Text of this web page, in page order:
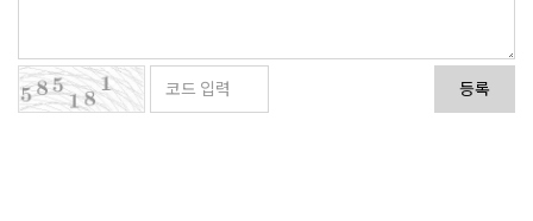
등록